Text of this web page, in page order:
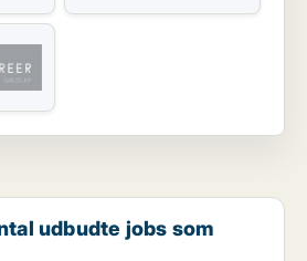
udbudte jobs som